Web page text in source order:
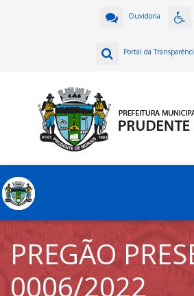
Ouvidoria
Portal da
PREGÃO
0006/2022